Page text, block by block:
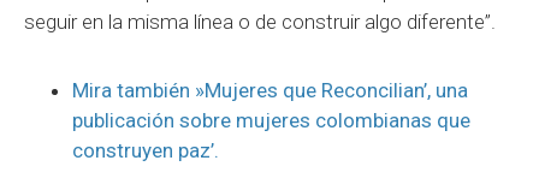
seguir en la misma línea o de construir algo diferente”.
Mira también »Mujeres que Reconcilian’, una
publicación sobre mujeres colombianas que
construyen paz’.